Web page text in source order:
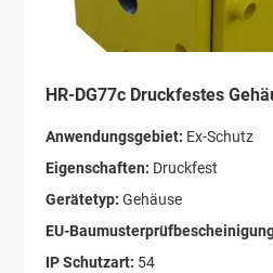
HR-DG77c Druckfestes
Anwendungsgebiet: Ex-Schutz
Eigenschaften: Druckfest
Gerätetyp:Gehäuse
EU-
IP Schutzart: 54